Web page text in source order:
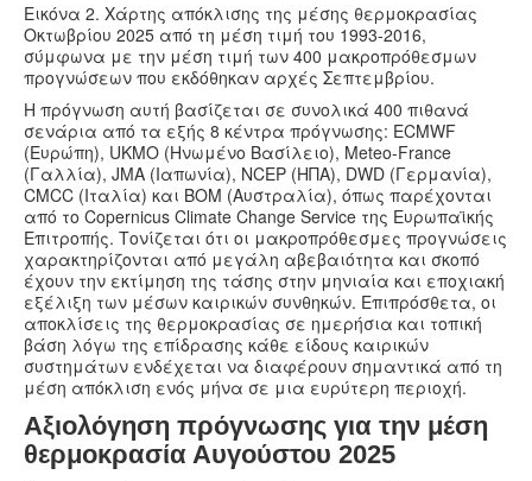
Εικόνα 2. Χάρτης απόκλισης της μέσης θερμοκρασίας
Οκτωβρίου 2025 από τη μέση τιμή του 1993-2016,
σύμφωνα με την μέση τιμή των 400 μακροπρόθεσμων
προγνώσεων που εκδόθηκαν αρχές Σεπτεμβρίου.
Η πρόγνωση αυτή βασίζεται σε συνολικά 400 πιθανά
σενάρια από τα εξής 8 κέντρα πρόγνωσης: ECMWF
(Ευρώπη), UKMO (Ηνωμένο Βασίλειο), Meteo-France
(Γαλλία), JMA (Ιαπωνία), NCEP (ΗΠΑ), DWD (Γερμανία),
CMCC (Ιταλία) και BOM (Αυστραλία), όπως παρέχονται
από το Copernicus Climate Change Service της Ευρωπαϊκής
Επιτροπής. Τονίζεται ότι οι μακροπρόθεσμες προγνώσεις
χαρακτηρίζονται από μεγάλη αβεβαιότητα και σκοπό
έχουν την εκτίμηση της τάσης στην μηνιαία και εποχιακή
εξέλιξη των μέσων καιρικών συνθηκών. Επιπρόσθετα, οι
αποκλίσεις της θερμοκρασίας σε ημερήσια και τοπική
βάση λόγω της επίδρασης κάθε είδους καιρικών
συστημάτων ενδέχεται να διαφέρουν σημαντικά από τη
μέση απόκλιση ενός μήνα σε μια ευρύτερη περιοχή.
Αξιολόγηση πρόγνωσης για την μέση
θερμοκρασία Αυγούστου 2025